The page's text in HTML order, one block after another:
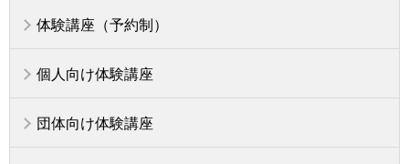
体験講座（予約制）
個人向け体験講座
団体向け体験講座